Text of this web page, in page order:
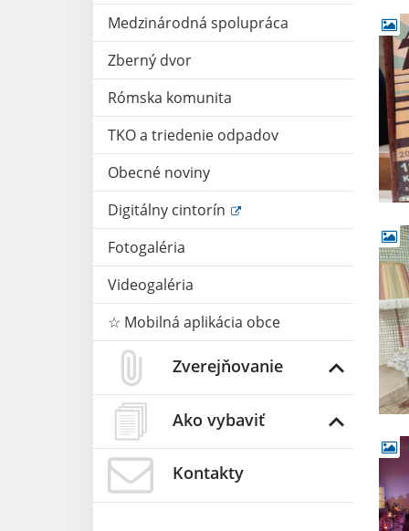
Medzinárodná spolupráca
Zberný dvor
Rómska komunita
TKO a triedenie odpadov
Obecné noviny
Digitálny cintorín
Fotogaléria
Videogaléria
☆ Mobilná aplikácia obce
Zverejňovanie
Ako vybaviť
Kontakty